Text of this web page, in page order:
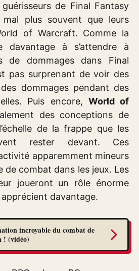
guérisseurs de Final Fantasy
plus souvent que leurs
of Warcraft. Comme la
davantage à s’attendre à
de dommages dans Final
pas surprenant de voir des
dommages pendant des
Puis encore, World of
des conceptions de
de la frappe que les
rester devant. Ces
apparemment mineurs
de combat dans les jeux. Les
joueront un rôle énorme
apprécient davantage.
incroyable du combat de
! (vidéo)